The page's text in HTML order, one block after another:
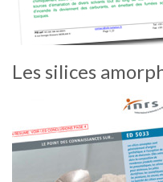
Les silices